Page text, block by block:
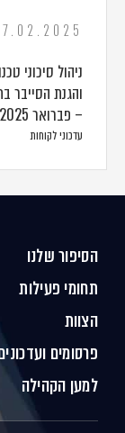
ניהול סיכוני
והגנת הסייבר
– פברואר 2025
עדכוני לקוחות
הסיפור שלנו
תחומי פעילות
הצוות
פרסומים
למען הקהילה